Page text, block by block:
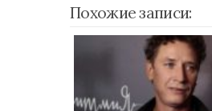
Похожие записи: